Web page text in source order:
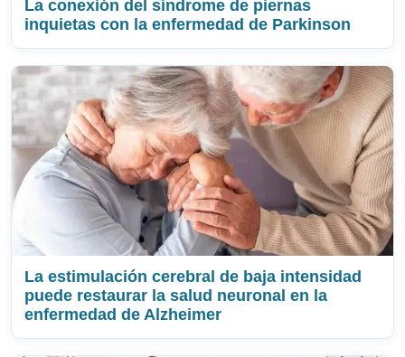
La conexión del síndrome de piernas
inquietas con la enfermedad de Parkinson
La estimulación cerebral de baja intensidad
puede restaurar la salud neuronal en la
enfermedad de Alzheimer